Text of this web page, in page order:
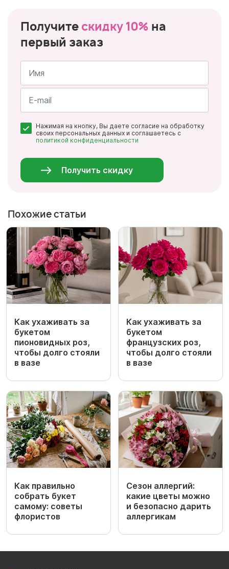
Получите скидку 10% на
первый заказ
Имя
*
Нажимая на кнопку, Вы даете согласие на обработку
своих персональных данных и соглашаетесь с
политикой конфиденциальности
Получить скидку
Похожие статьи
Как ухаживать за
букетом
пионовидных роз,
чтобы долго стояли
в вазе
Как ухаживать за
букетом
французских роз,
чтобы долго стояли
в вазе
Как правильно
собрать букет
самому: советы
флористов
Сезон аллергий:
какие цветы можно
и безопасно дарить
аллергикам